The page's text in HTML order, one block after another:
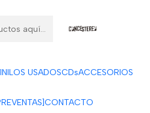
USADOSCDsACCESORIOS
CONTACTO